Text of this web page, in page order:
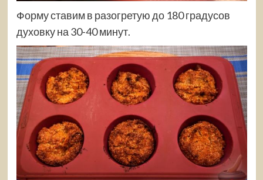
Форму ставим в разогретую до 180 градусов
духовку на 30-40 минут.